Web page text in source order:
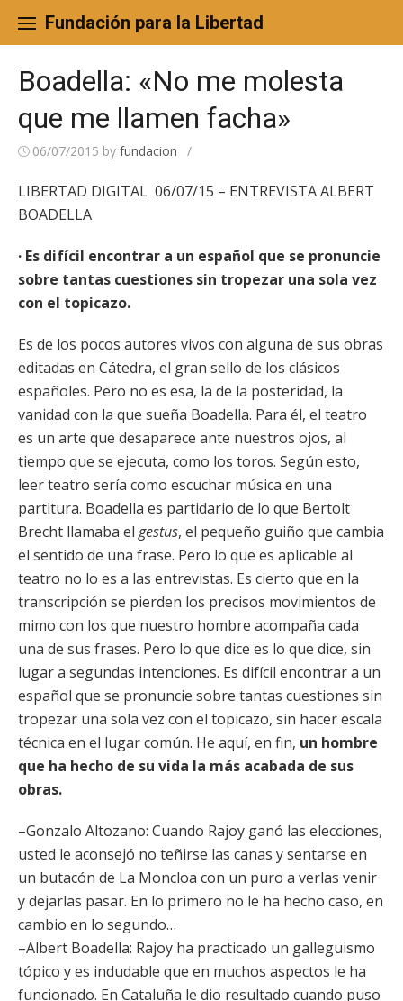
content
Fundación para la Libertad
Boadella: «No me molesta
que me llamen facha»
06/07/2015 by fundacion /
LIBERTAD DIGITAL 06/07/15 – ENTREVISTA ALBERT
BOADELLA
· Es difícil encontrar a un español que se pronuncie
sobre tantas cuestiones sin tropezar una sola vez
con el topicazo.
Es de los pocos autores vivos con alguna de sus obras
editadas en Cátedra, el gran sello de los clásicos
españoles. Pero no es esa, la de la posteridad, la
vanidad con la que sueña Boadella. Para él, el teatro
es un arte que desaparece ante nuestros ojos, al
tiempo que se ejecuta, como los toros. Según esto,
leer teatro sería como escuchar música en una
partitura. Boadella es partidario de lo que Bertolt
Brecht llamaba el gestus, el pequeño guiño que cambia
el sentido de una frase. Pero lo que es aplicable al
teatro no lo es a las entrevistas. Es cierto que en la
transcripción se pierden los precisos movimientos de
mimo con los que nuestro hombre acompaña cada
una de sus frases. Pero lo que dice es lo que dice, sin
lugar a segundas intenciones. Es difícil encontrar a un
español que se pronuncie sobre tantas cuestiones sin
tropezar una sola vez con el topicazo, sin hacer escala
técnica en el lugar común. He aquí, en fin, un hombre
que ha hecho de su vida la más acabada de sus
obras.
–Gonzalo Altozano: Cuando Rajoy ganó las elecciones,
usted le aconsejó no teñirse las canas y sentarse en
un butacón de La Moncloa con un puro a verlas venir
y dejarlas pasar. En lo primero no le ha hecho caso, en
cambio en lo segundo…
–Albert Boadella: Rajoy ha practicado un galleguismo
tópico y es indudable que en muchos aspectos le ha
funcionado. En Cataluña le dio resultado cuando puso